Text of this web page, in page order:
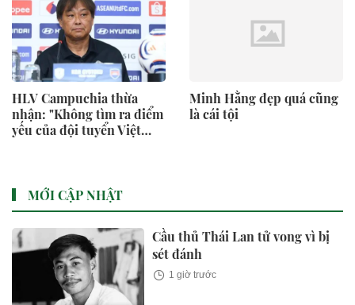
HLV Campuchia thừa
nhận: "Không tìm ra điểm
yếu của đội tuyển Việt
Minh Hằng đẹp quá cũng
là cái tội
MỚI CẬP NHẬT
Cầu thủ Thái Lan tử vong vì bị
sét đánh
1 giờ trước